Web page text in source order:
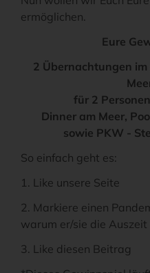
ermöglichen.
Eure
2 Übernachtungen
für 2
Dinner am Meer,
sowie PKW -
So einfach geht es:
1. Like unsere Seite
2. Markiere einen
warum er/sie die
3. Like diesen Beitrag